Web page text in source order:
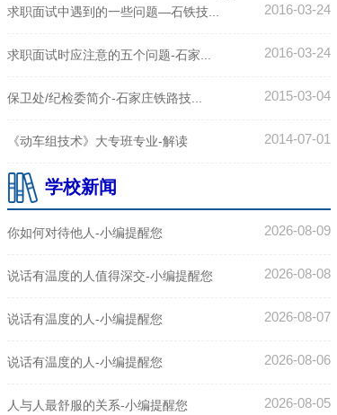
你如何对待他人-小编提醒您 2026-08-09
说话有温度的人值得深交-小编提醒您 2026-08-08
说话有温度的人-小编提醒您 2026-08-07
说话有温度的人-小编提醒您 2026-08-06
人与人最舒服的关系-小编提醒您 2026-08-05
学校新闻
求职面试中遇到的一些问题—石铁技... 2016-03-24
求职面试时应注意的五个问题-石家... 2016-03-24
保卫处/纪检委简介-石家庄铁路技... 2015-03-04
《动车组技术》大专班专业-解读 2014-07-01